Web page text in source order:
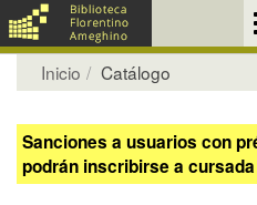
Inicio Catálogo
Sanciones a usuarios con
podrán inscribirse a